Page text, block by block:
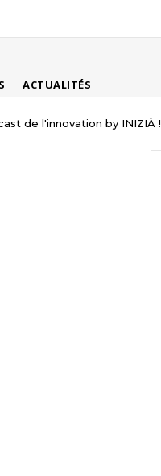
ACTUALITÉS
de l'innovation by INIZIÀ !